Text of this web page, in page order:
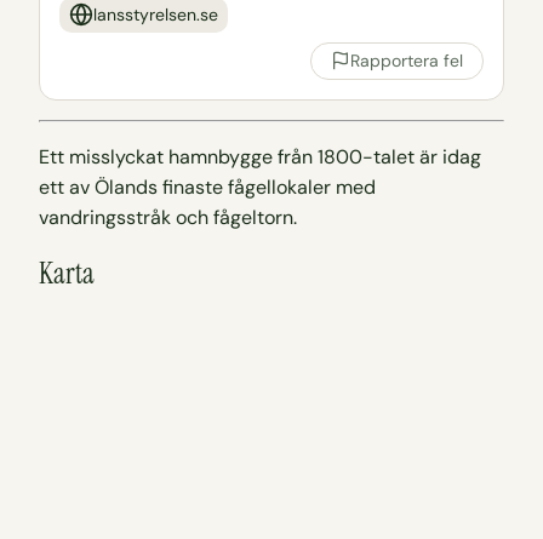
lansstyrelsen.se
Rapportera fel
Ett misslyckat hamnbygge från 1800-talet är idag
ett av Ölands finaste fågellokaler med
vandringsstråk och fågeltorn.
Karta